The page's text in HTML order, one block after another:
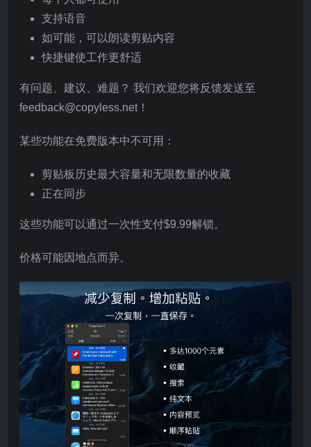
支持语音
如可能，可以朗读剪贴内容
快捷键使工作更舒适
有问题、建议、难题？ 我们欢迎您将反馈发送至
feedback@copyless.net！
某些功能在免费版本中不可用：
剪贴板历史最大容量和无限数量的收藏
正在同步
这些功能可以通过一次性支付$9.99解锁。
价格可能因地点而异。